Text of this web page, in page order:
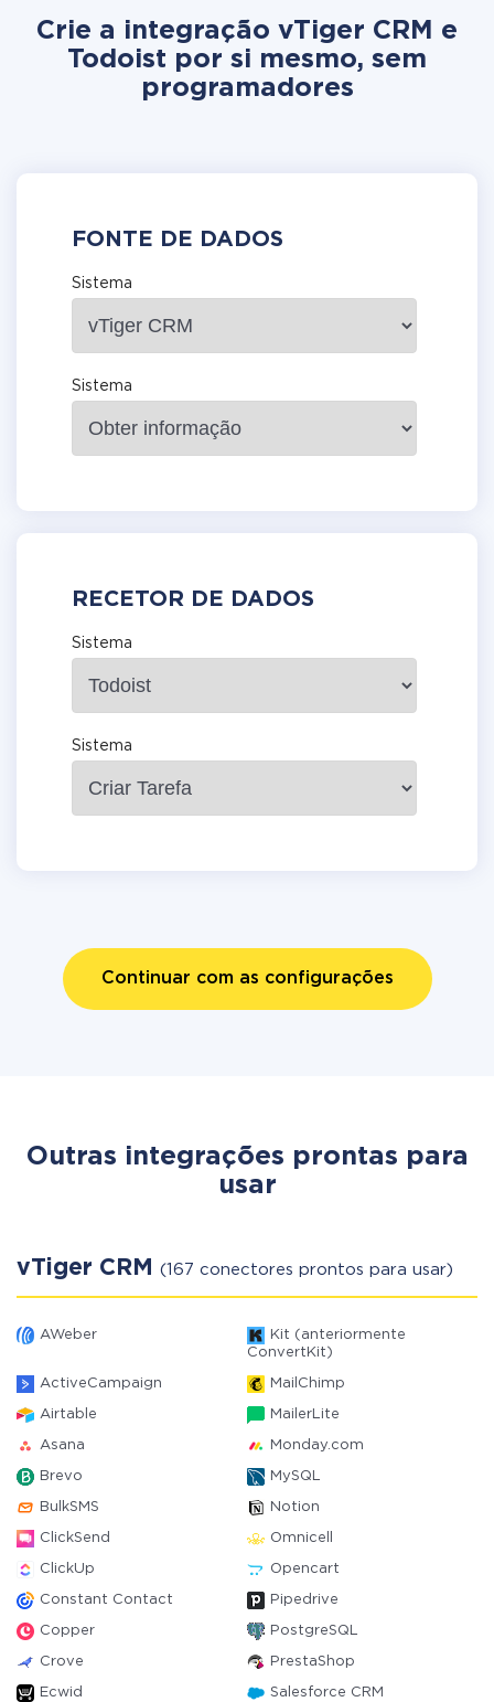
Crie a integração vTiger CRM e
Todoist por si mesmo, sem
programadores
FONTE DE DADOS
Sistema
Sistema
RECETOR DE DADOS
Sistema
Sistema
Continuar com as configurações
Outras integrações prontas para
usar
vTiger CRM (167 conectores prontos para usar)
AWeber
Kit (anteriormente
ConvertKit)
ActiveCampaign MailChimp
Airtable MailerLite
Asana Monday.com
Brevo MySQL
BulkSMS Notion
ClickSend Omnicell
ClickUp Opencart
Constant Contact Pipedrive
Copper PostgreSQL
Crove PrestaShop
Ecwid Salesforce CRM